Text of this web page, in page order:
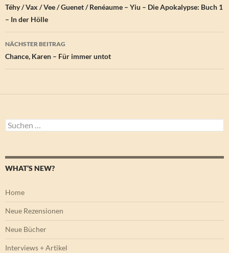
Téhy / Vax / Vee / Guenet / Renéaume – Yiu – Die Apokalypse: Buch 1
– In der Hölle
NÄCHSTER BEITRAG
Chance, Karen – Für immer untot
Suchen
nach:
WHAT’S NEW?
Home
Neue Rezensionen
Neue Bücher
Interviews + Artikel